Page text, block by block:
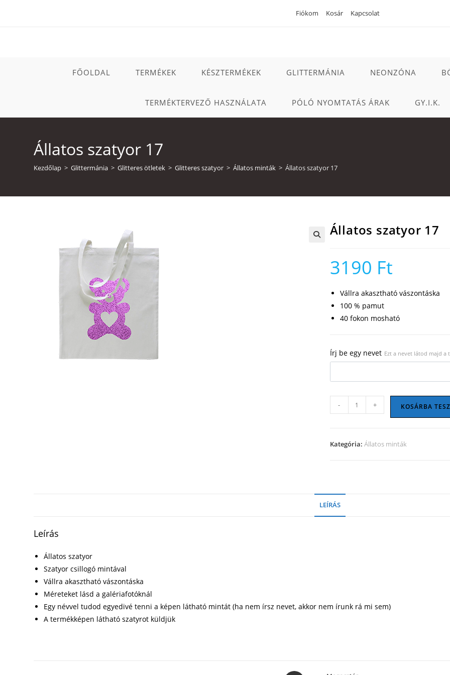
Fiókom Kosár Kapcsolat
FŐOLDAL TERMÉKEK KÉSZTERMÉKEK GLITTERMÁNIA NEONZÓNA
TERMÉKTERVEZŐ HASZNÁLATA PÓLÓ NYOMTATÁS ÁRAK GY.I.K.
Állatos szatyor 17
Kezdőlap > Glittermánia > Glitteres ötletek > Glitteres szatyor > Állatos minták > Állatos szatyor 17
Állatos szatyor 17
3190 Ft
Vállra akasztható vászontáska
100 % pamut
40 fokon mosható
Írj be egy nevet Ezt a nevet látod majd a
szatyor
mennyiség
- + KOSÁRBA
Kategória: Állatos minták
LEÍRÁS
Leírás
Állatos szatyor
Szatyor csillogó mintával
Vállra akasztható vászontáska
Méreteket lásd a galériafotóknál
Egy névvel tudod egyedivé tenni a képen látható mintát (ha nem írsz nevet, akkor nem írunk rá mi sem)
A termékképen látható szatyrot küldjük